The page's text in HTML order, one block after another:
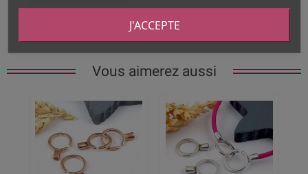
Cuir rond
Vous aimerez aussi
J'ACCEPTE